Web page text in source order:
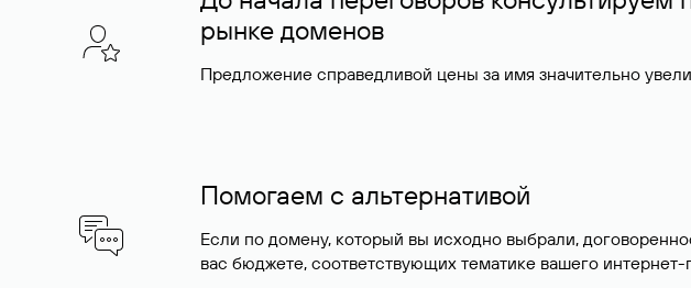
рынке доменов
Предложение справедливой цены за имя значительно
Помогаем с альтернативой
Если по домену, который вы исходно выбрали,
вас бюджете, соответствующих тематике вашего